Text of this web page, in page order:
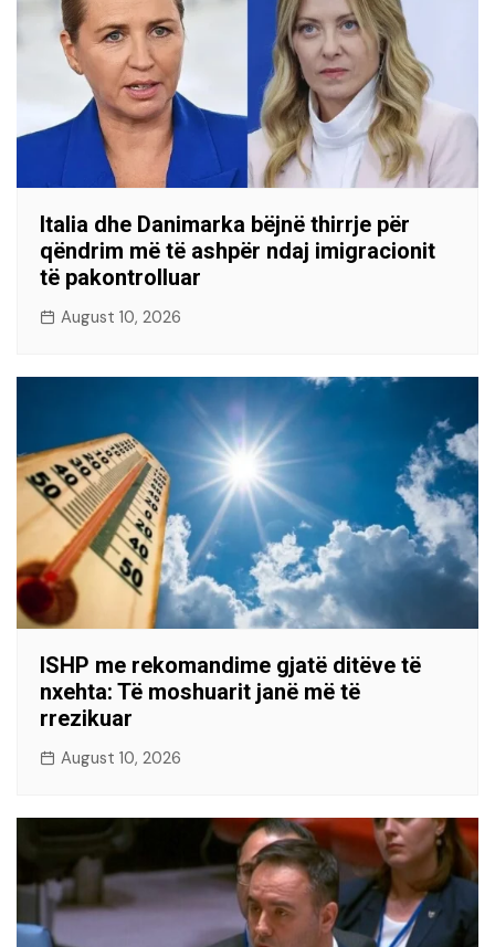
Italia dhe Danimarka bëjnë thirrje për
qëndrim më të ashpër ndaj imigracionit
të pakontrolluar
August 10, 2026
ISHP me rekomandime gjatë ditëve të
nxehta: Të moshuarit janë më të
rrezikuar
August 10, 2026